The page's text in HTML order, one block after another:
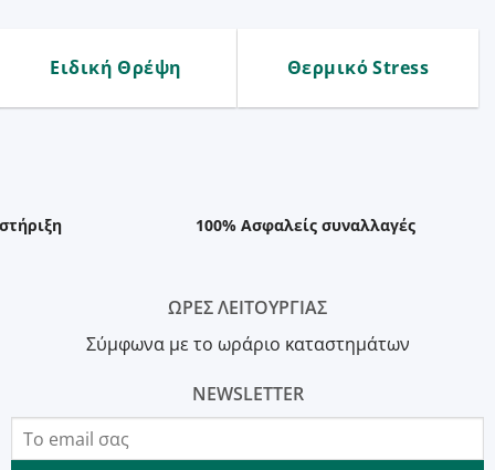
Ειδική Θρέψη Θερμικό Stress
100% Ασφαλείς συναλλαγές
ΩΡΕΣ ΛΕΙΤΟΥΡΓΙΑΣ
Σύμφωνα με το ωράριο καταστημάτων
NEWSLETTER